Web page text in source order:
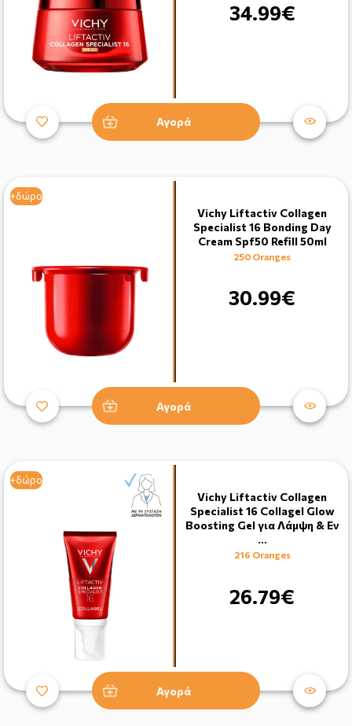
34.99€
Αγορά
+δώρο
Vichy Liftactiv Collagen
Specialist 16 Bonding Day
Cream Spf50 Refill 50ml
250 Oranges
30.99€
Αγορά
+δώρο
Vichy Liftactiv Collagen
Specialist 16 Collagel Glow
Boosting Gel για Λάμψη & Εν
…
216 Oranges
26.79€
Αγορά